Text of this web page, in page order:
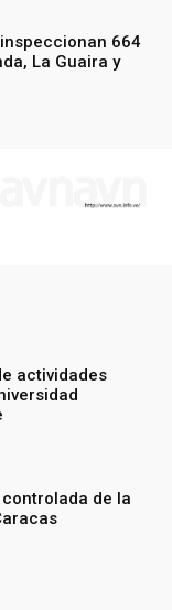
664
La Guaira y
actividades
de la